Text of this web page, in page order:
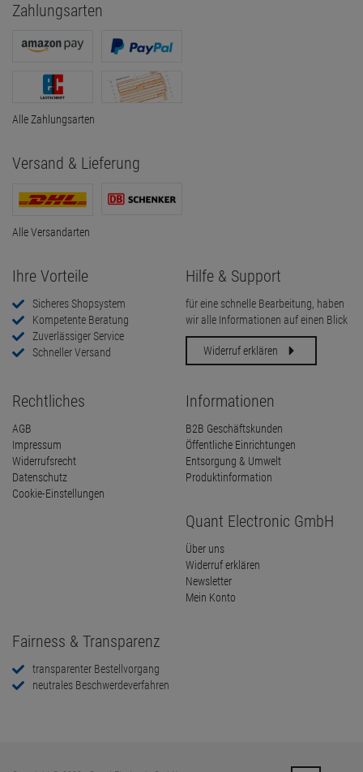
Zahlungsarten
Alle Zahlungsarten
Versand & Lieferung
Alle Versandarten
Ihre Vorteile
Sicheres Shopsystem
Kompetente Beratung
Zuverlässiger Service
Schneller Versand
Hilfe & Support
für eine schnelle Bearbeitung, haben
wir alle Informationen auf einen Blick
Widerruf erklären
Rechtliches
AGB
Impressum
Widerrufsrecht
Datenschutz
Cookie-Einstellungen
Informationen
B2B Geschäftskunden
Öffentliche Einrichtungen
Entsorgung & Umwelt
Produktinformation
Quant Electronic GmbH
Über uns
Widerruf erklären
Newsletter
Mein Konto
Fairness & Transparenz
transparenter Bestellvorgang
neutrales Beschwerdeverfahren